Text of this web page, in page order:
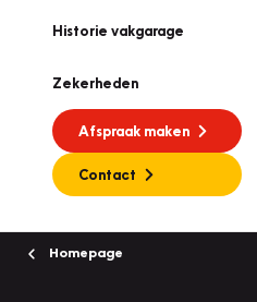
Historie vakgarage
Zekerheden
Afspraak maken
Contact
Homepage